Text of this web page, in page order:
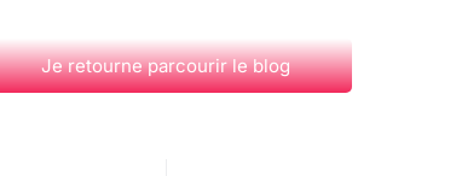
Je retourne parcourir le blog